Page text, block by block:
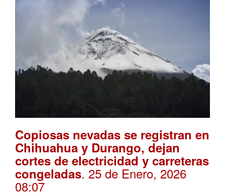
Copiosas nevadas se registran en
Chihuahua y Durango, dejan
cortes de electricidad y carreteras
congeladas. 25 de Enero, 2026
08:07